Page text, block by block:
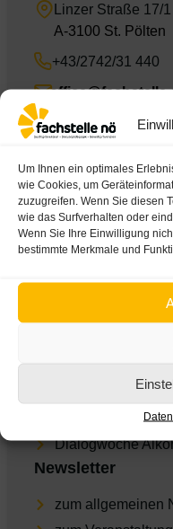
Um Ihnen ein optimales
wie Cookies, um
zuzugreifen. Wenn Sie diesen
wie das Surfverhalten oder
Wenn Sie Ihre Einwilligung
bestimmte Merkmale und
Linzer Straße 17/1
A-3100 St. Pölten
+43/2742/31 440
Die Fachstelle NÖ
Team der
Presse
AGBs
Daten­schutz
Cookie-Einstellungen
ARGE
Dia­log­wo­che
Newsletter
zum allgemeinen